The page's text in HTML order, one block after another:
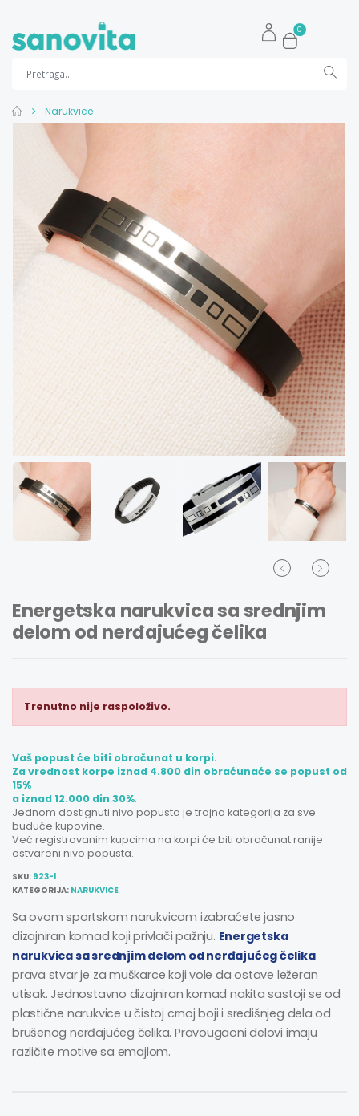
0
Narukvice
Energetska narukvica sa srednjim
delom od nerđajućeg čelika
Trenutno nije raspoloživo.
Vaš popust će biti obračunat u korpi.
Za vrednost korpe iznad 4.800 din obraćunaće se popust od
15%
a iznad 12.000 din 30%.
Jednom dostignuti nivo popusta je trajna kategorija za sve
buduće kupovine.
Već registrovanim kupcima na korpi će biti obračunat ranije
ostvareni nivo popusta.
SKU: 923-1
KATEGORIJA: NARUKVICE
Sa ovom sportskom narukvicom izabraćete jasno
dizajniran komad koji privlači pažnju. Energetska
narukvica sa srednjim delom od nerđajućeg čelika
prava stvar je za muškarce koji vole da ostave ležeran
utisak. Jednostavno dizajniran komad nakita sastoji se od
plastične narukvice u čistoj crnoj boji i središnjeg dela od
brušenog nerđajućeg čelika. Pravougaoni delovi imaju
različite motive sa emajlom.